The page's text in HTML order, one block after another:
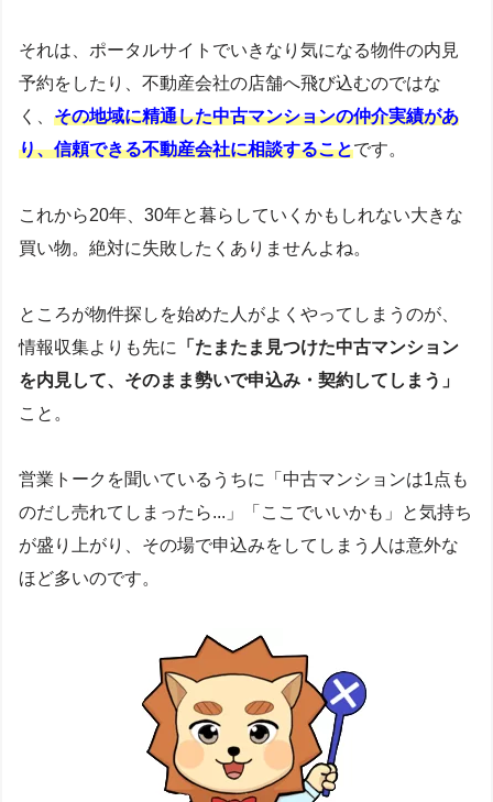
それは、ポータルサイトでいきなり気になる物件の内見
予約をしたり、不動産会社の店舗へ飛び込むのではな
く、 その地域に精通した中古マンションの仲介実績があ
り、信頼できる不動産会社に相談することです。
これから20年、30年と暮らしていくかもしれない大きな
買い物。絶対に失敗したくありませんよね。
ところが物件探しを始めた人がよくやってしまうのが、
情報収集よりも先に
「たまたま見つけた中古マンション
を内見して、そのまま勢いで申込み・契約してしまう」
こと。
営業トークを聞いているうちに「中古マンションは1点も
のだし売れてしまったら...」「ここでいいかも」と気持ち
が盛り上がり、その場で申込みをしてしまう人は意外な
ほど多いのです。